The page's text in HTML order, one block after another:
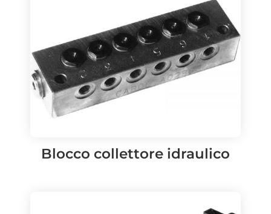
Blocco collettore idraulico